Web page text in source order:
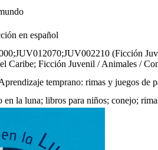
en español
(Ficción
Caribe; Ficción Juvenil / Animales /
temprano: rimas y juegos de
en la luna; libros para niños; conejo;